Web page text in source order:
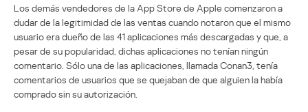
Los demás vendedores de la App Store de Apple comenzaron a
dudar de la legitimidad de las ventas cuando notaron que el mismo
usuario era dueño de las 41 aplicaciones más descargadas y que, a
pesar de su popularidad, dichas aplicaciones no tenían ningún
comentario. Sólo una de las aplicaciones, llamada Conan3, tenía
comentarios de usuarios que se quejaban de que alguien la había
comprado sin su autorización.